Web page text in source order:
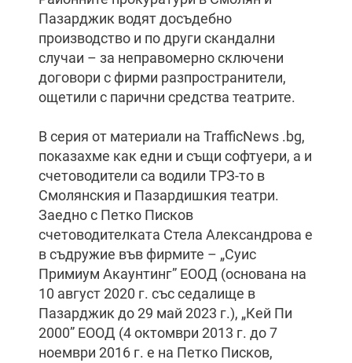
Пазарджик водят досъдебно
производство и по други скандални
случаи – за неправомерно сключени
договори с фирми разпространители,
ощетили с парични средства театрите.
В серия от материали на TrafficNews .bg,
показахме как едни и същи софтуери, а и
счетоводители са водили ТРЗ-то в
Смолянския и Пазардишкия театри.
Заедно с Петко Писков
счетоводителката Стела Александрова е
в съдружие във фирмите – „Суис
Примиум Акаунтинг” ЕООД (основана на
10 август 2020 г. със седалище в
Пазарджик до 29 май 2023 г.), „Кей Пи
2000” ЕООД (4 октомври 2013 г. до 7
ноември 2016 г. е на Петко Писков,